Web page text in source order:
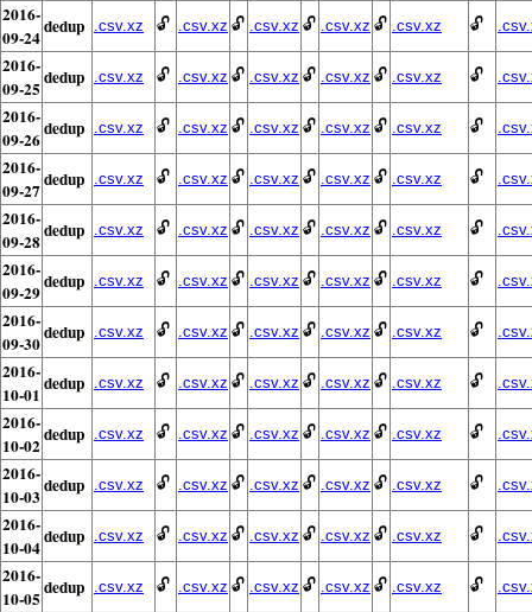
2016-
09-24dedup .csv.xz 🔓 .csv.xz 🔓 .csv.xz 🔓 .csv.xz 🔓 .csv.xz 🔓
2016-
09-25 dedup .csv.xz 🔓 .csv.xz 🔓 .csv.xz 🔓 .csv.xz 🔓 .csv.xz 🔓
2016-
09-26dedup .csv.xz 🔓 .csv.xz 🔓 .csv.xz 🔓 .csv.xz 🔓 .csv.xz 🔓
2016-
09-27dedup .csv.xz 🔓 .csv.xz 🔓 .csv.xz 🔓 .csv.xz 🔓 .csv.xz 🔓
2016-
09-28dedup .csv.xz 🔓 .csv.xz 🔓 .csv.xz 🔓 .csv.xz 🔓 .csv.xz 🔓
2016-
09-29dedup .csv.xz 🔓 .csv.xz 🔓 .csv.xz 🔓 .csv.xz 🔓 .csv.xz 🔓
2016-
09-30dedup .csv.xz 🔓 .csv.xz 🔓 .csv.xz 🔓 .csv.xz 🔓 .csv.xz 🔓
2016-
10-01 dedup .csv.xz 🔓 .csv.xz 🔓 .csv.xz 🔓 .csv.xz 🔓 .csv.xz 🔓
2016-
10-02dedup .csv.xz 🔓 .csv.xz 🔓 .csv.xz 🔓 .csv.xz 🔓 .csv.xz 🔓
2016-
10-03dedup .csv.xz 🔓 .csv.xz 🔓 .csv.xz 🔓 .csv.xz 🔓 .csv.xz 🔓
2016-
10-04dedup .csv.xz 🔓 .csv.xz 🔓 .csv.xz 🔓 .csv.xz 🔓 .csv.xz 🔓
2016-
10-05 dedup .csv.xz 🔓 .csv.xz 🔓 .csv.xz 🔓 .csv.xz 🔓 .csv.xz 🔓